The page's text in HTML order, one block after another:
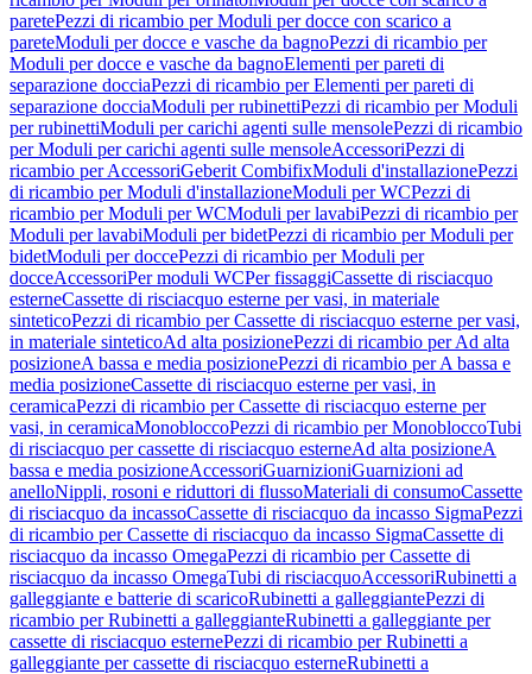
paretePezzi di ricambio per Moduli per docce con scarico a
pareteModuli per docce e vasche da bagnoPezzi di ricambio per
Moduli per docce e vasche da bagnoElementi per pareti di
separazione docciaPezzi di ricambio per Elementi per pareti di
separazione docciaModuli per rubinettiPezzi di ricambio per Moduli
per rubinettiModuli per carichi agenti sulle mensolePezzi di ricambio
per Moduli per carichi agenti sulle mensoleAccessoriPezzi di
ricambio per AccessoriGeberit CombifixModuli d'installazionePezzi
di ricambio per Moduli d'installazioneModuli per WCPezzi di
ricambio per Moduli per WCModuli per lavabiPezzi di ricambio per
Moduli per lavabiModuli per bidetPezzi di ricambio per Moduli per
bidetModuli per doccePezzi di ricambio per Moduli per
docceAccessoriPer moduli WCPer fissaggiCassette di risciacquo
esterneCassette di risciacquo esterne per vasi, in materiale
sinteticoPezzi di ricambio per Cassette di risciacquo esterne per vasi,
in materiale sinteticoAd alta posizionePezzi di ricambio per Ad alta
posizioneA bassa e media posizionePezzi di ricambio per A bassa e
media posizioneCassette di risciacquo esterne per vasi, in
ceramicaPezzi di ricambio per Cassette di risciacquo esterne per
vasi, in ceramicaMonobloccoPezzi di ricambio per MonobloccoTubi
di risciacquo per cassette di risciacquo esterneAd alta posizioneA
bassa e media posizioneAccessoriGuarnizioniGuarnizioni ad
anelloNippli, rosoni e riduttori di flussoMateriali di consumoCassette
di risciacquo da incassoCassette di risciacquo da incasso SigmaPezzi
di ricambio per Cassette di risciacquo da incasso SigmaCassette di
risciacquo da incasso OmegaPezzi di ricambio per Cassette di
risciacquo da incasso OmegaTubi di risciacquoAccessoriRubinetti a
galleggiante e batterie di scaricoRubinetti a galleggiantePezzi di
ricambio per Rubinetti a galleggianteRubinetti a galleggiante per
cassette di risciacquo esternePezzi di ricambio per Rubinetti a
galleggiante per cassette di risciacquo esterneRubinetti a